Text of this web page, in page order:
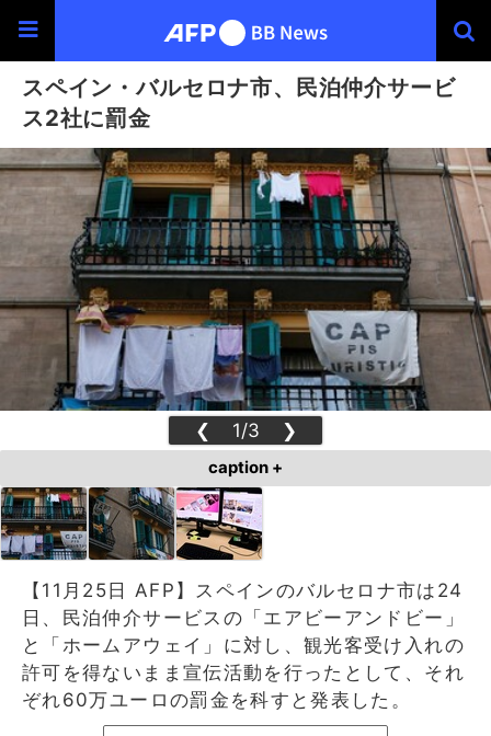
スペイン・バルセロナ市、民泊仲介サービ
ス2社に罰金
❮ 1/3 ❯
caption +
【11月25日 AFP】スペインのバルセロナ市は24
日、民泊仲介サービスの「エアビーアンドビー」
と「ホームアウェイ」に対し、観光客受け入れの
許可を得ないまま宣伝活動を行ったとして、それ
ぞれ60万ユーロの罰金を科すと発表した。